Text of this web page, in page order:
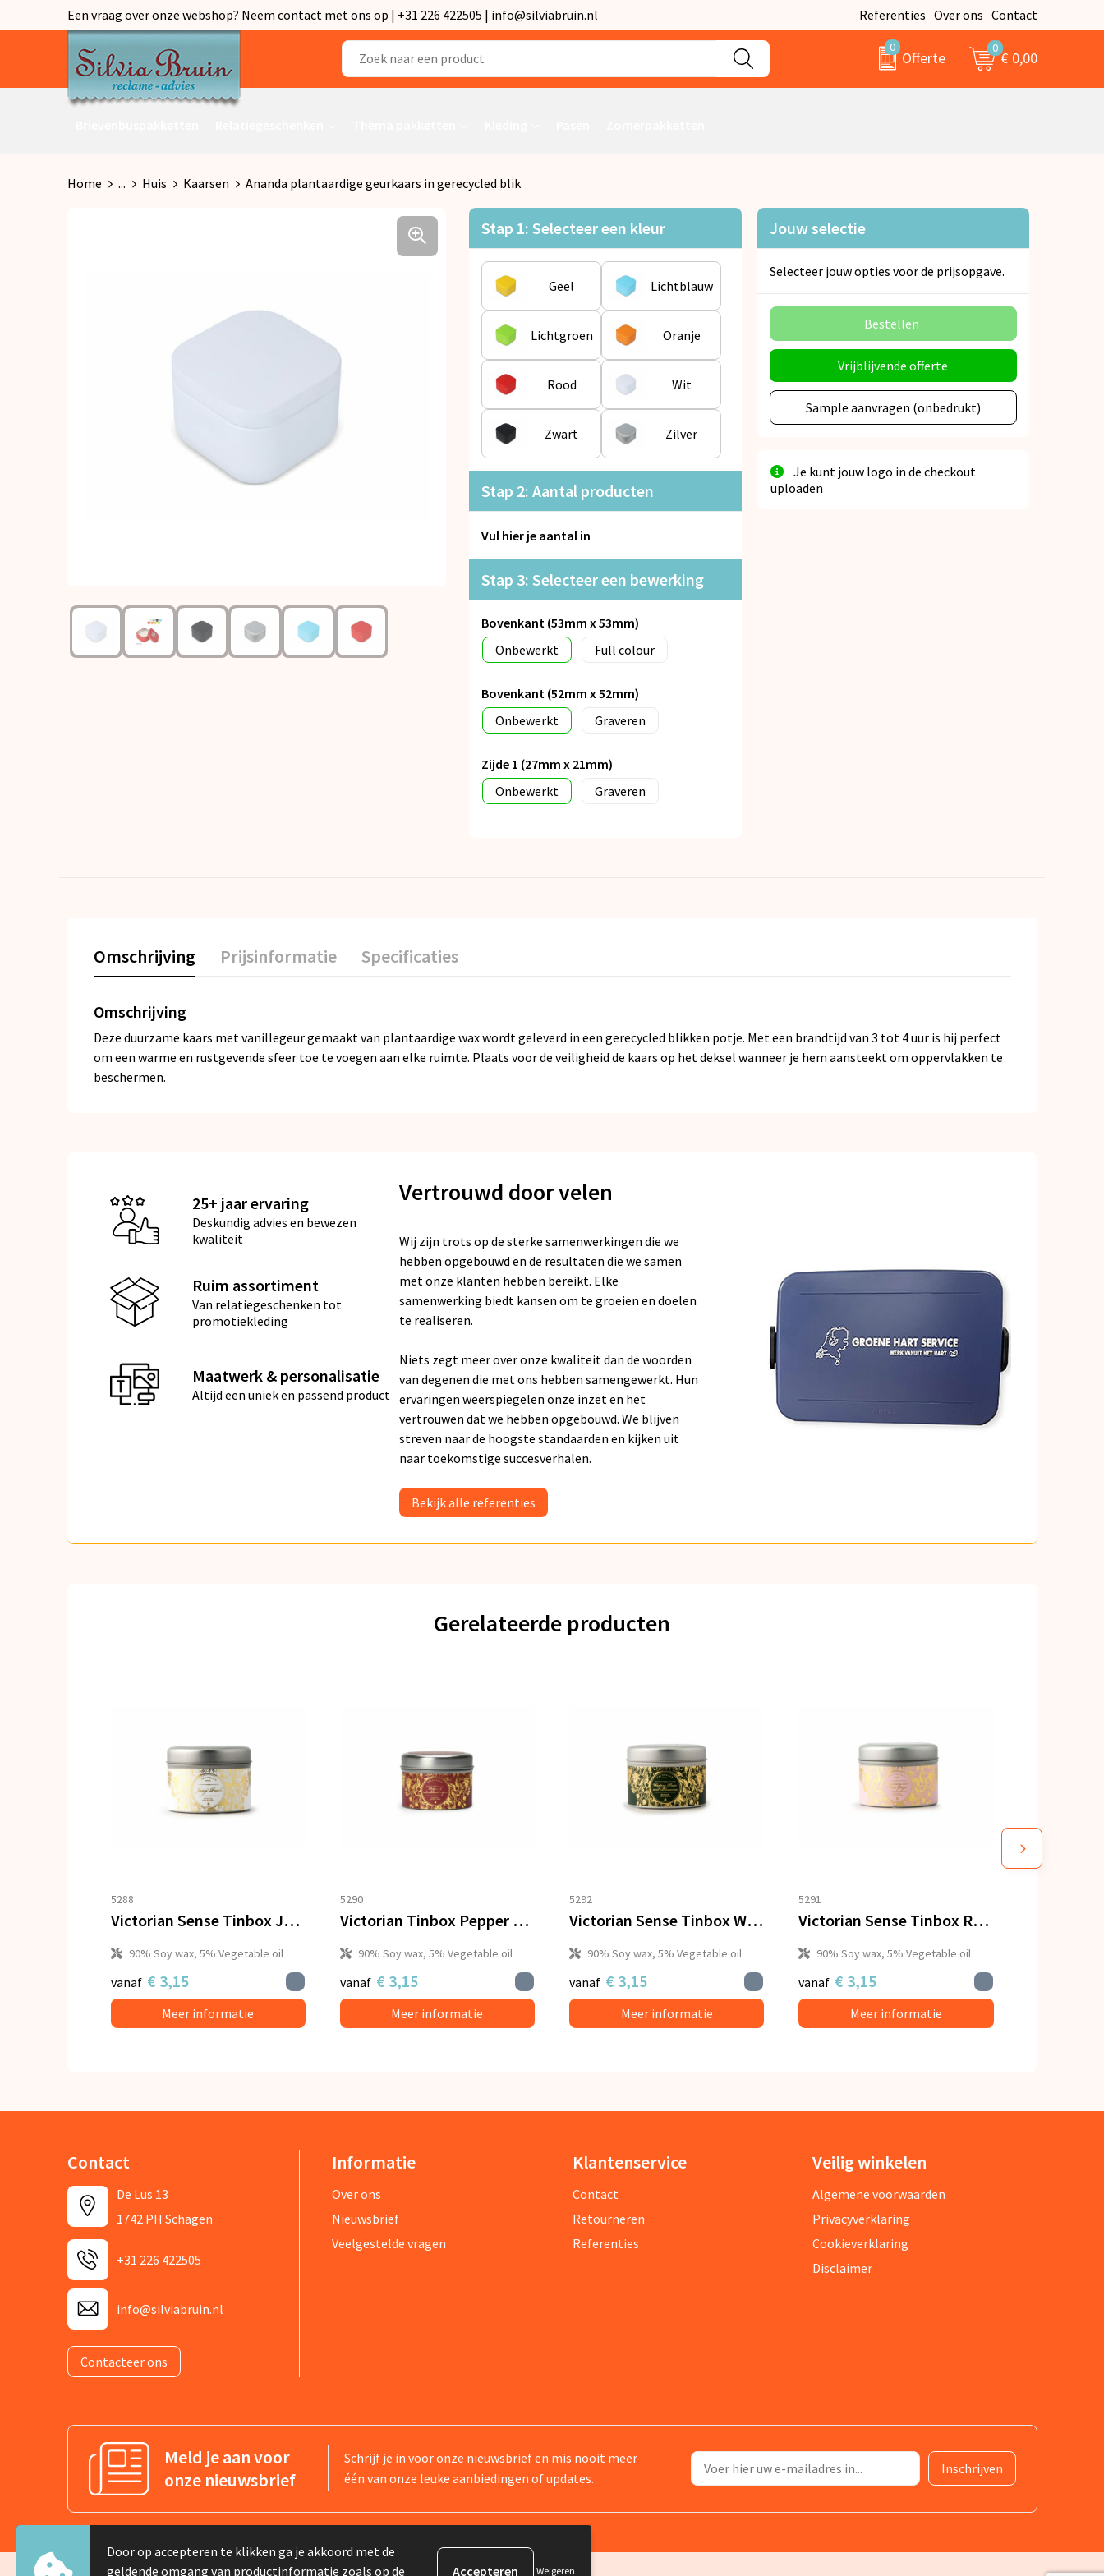
Een vraag over onze webshop? Neem contact met ons op | +31 226 422505 | info@silviabruin.nl Referenties Over ons Contact
0
Offerte
0
€ 0,00
Home ... Huis Kaarsen Ananda plantaardige geurkaars in gerecycled blik
Stap 1: Selecteer een kleur
Geel Lichtblauw
Lichtgroen Oranje
Rood Wit
Zwart Zilver
Stap 2: Aantal producten
Vul hier je aantal in
Stap 3: Selecteer een bewerking
Bovenkant (53mm x 53mm)
Onbewerkt
Full colour
Bovenkant (52mm x 52mm)
Onbewerkt
Graveren
Zijde 1 (27mm x 21mm)
Onbewerkt
Graveren
Jouw selectie
Selecteer jouw opties voor de prijsopgave.
Bestellen
Vrijblijvende offerte
Sample aanvragen (onbedrukt)
Je kunt jouw logo in de checkout
uploaden
Omschrijving Prijsinformatie Specificaties
Omschrijving
Deze duurzame kaars met vanillegeur gemaakt van plantaardige wax wordt geleverd in een gerecycled blikken potje. Met een brandtijd van 3 tot 4 uur is hij perfect
om een warme en rustgevende sfeer toe te voegen aan elke ruimte. Plaats voor de veiligheid de kaars op het deksel wanneer je hem aansteekt om oppervlakken te
beschermen.
25+ jaar ervaring
Deskundig advies en bewezen
kwaliteit
Ruim assortiment
Van relatiegeschenken tot
promotiekleding
Maatwerk & personalisatie
Altijd een uniek en passend product
Vertrouwd door velen
Wij zijn trots op de sterke samenwerkingen die we
hebben opgebouwd en de resultaten die we samen
met onze klanten hebben bereikt. Elke
samenwerking biedt kansen om te groeien en doelen
te realiseren.
Niets zegt meer over onze kwaliteit dan de woorden
van degenen die met ons hebben samengewerkt. Hun
ervaringen weerspiegelen onze inzet en het
vertrouwen dat we hebben opgebouwd. We blijven
streven naar de hoogste standaarden en kijken uit
naar toekomstige succesverhalen.
Bekijk alle referenties
Gerelateerde producten
5288
Victorian Sense Tinbox Juicy Peach geurkaars
90% Soy wax, 5% Vegetable oil
vanaf € 3,15
Meer informatie
5290
Victorian Tinbox Pepper & Sandalwood Spice geurkaars
90% Soy wax, 5% Vegetable oil
vanaf € 3,15
Meer informatie
5292
Victorian Sense Tinbox Waitery Pear & Blossoms geurkaars
90% Soy wax, 5% Vegetable oil
vanaf € 3,15
Meer informatie
5291
Victorian Sense Tinbox Rosemary geurkaars
90% Soy wax, 5% Vegetable oil
vanaf € 3,15
Meer informatie
Contact
De Lus 13
1742 PH Schagen
+31 226 422505
info@silviabruin.nl
Contacteer ons
Informatie
Over ons
Nieuwsbrief
Veelgestelde vragen
Klantenservice
Contact
Retourneren
Referenties
Veilig winkelen
Algemene voorwaarden
Privacyverklaring
Cookieverklaring
Disclaimer
Meld je aan voor
onze nieuwsbrief
Schrijf je in voor onze nieuwsbrief en mis nooit meer
één van onze leuke aanbiedingen of updates.
Door op accepteren te klikken ga je akkoord met de
geldende omgang van productinformatie zoals op de
Weigeren